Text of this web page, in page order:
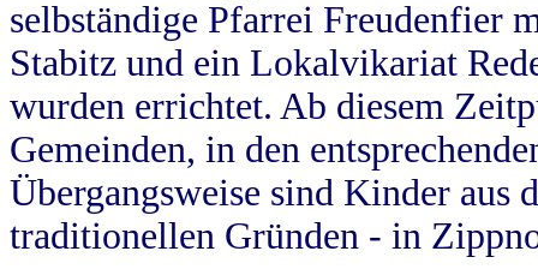
selbständige Pfarrei Freudenfier
Stabitz und ein Lokalvikariat
wurden errichtet. Ab diesem
Gemeinden, in den
Übergangsweise sind Kinder aus
traditionellen Gründen - in